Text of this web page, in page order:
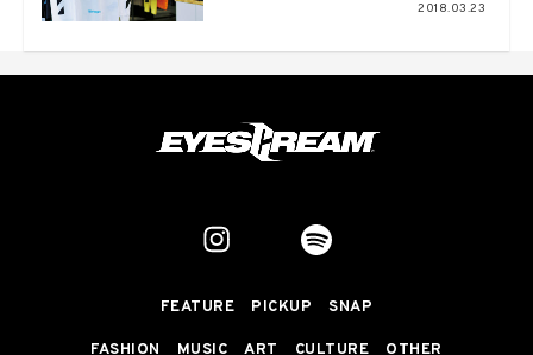
2018.03.23
FEATURE PICKUP SNAP
FASHION MUSIC ART CULTURE OTHER